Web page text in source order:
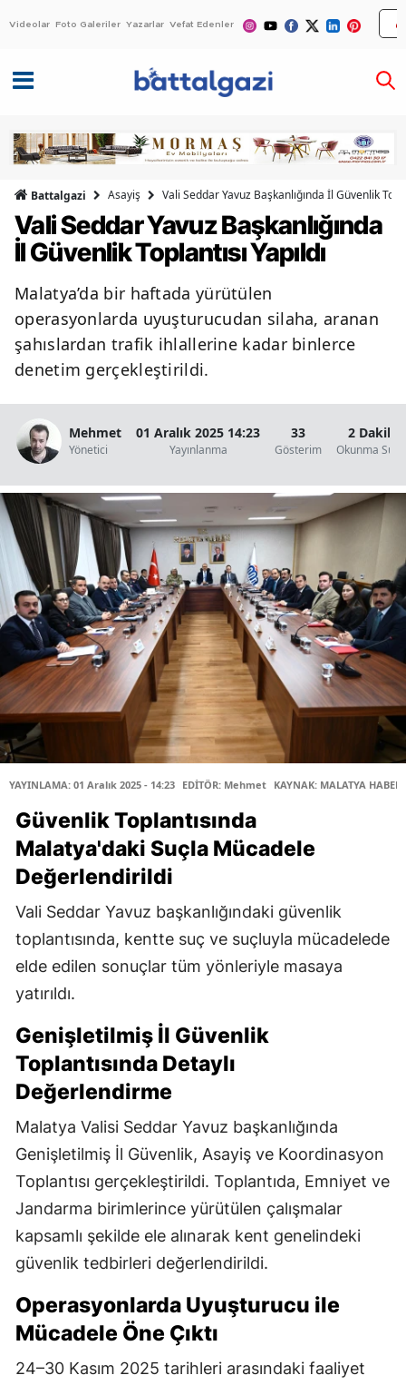
Videolar Foto Galeriler Yazarlar Vefat Edenler
Battalgazi Asayiş Vali Seddar Yavuz Başkanlığında İl Güvenlik
Vali Seddar Yavuz Başkanlığında
İl Güvenlik Toplantısı Yapıldı
Malatya’da bir haftada yürütülen
operasyonlarda uyuşturucudan silaha, aranan
şahıslardan trafik ihlallerine kadar binlerce
denetim gerçekleştirildi.
Mehmet
Yönetici
01 Aralık 2025 14:23
Yayınlanma
33
Gösterim
2 Dakika
Okunma
YAYINLAMA: 01 Aralık 2025 - 14:23 EDİTÖR: Mehmet KAYNAK: MALATYA HABER
Güvenlik Toplantısında
Malatya'daki Suçla Mücadele
Değerlendirildi
Vali Seddar Yavuz başkanlığındaki güvenlik
toplantısında, kentte suç ve suçluyla mücadelede
elde edilen sonuçlar tüm yönleriyle masaya
yatırıldı.
Genişletilmiş İl Güvenlik
Toplantısında Detaylı
Değerlendirme
Malatya Valisi Seddar Yavuz başkanlığında
Genişletilmiş İl Güvenlik, Asayiş ve Koordinasyon
Toplantısı gerçekleştirildi. Toplantıda, Emniyet ve
Jandarma birimlerince yürütülen çalışmalar
kapsamlı şekilde ele alınarak kent genelindeki
güvenlik tedbirleri değerlendirildi.
Operasyonlarda Uyuşturucu ile
Mücadele Öne Çıktı
24–30 Kasım 2025 tarihleri arasındaki faaliyet